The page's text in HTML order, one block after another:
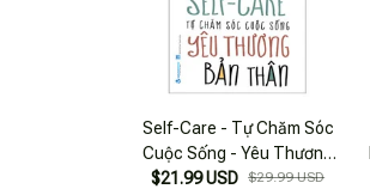
Self-Care - Tự Chăm Sóc
Cuộc Sống - Yêu Thương
Bản Thân (Tái Bản 2025)
$21.99 USD $29.99 USD